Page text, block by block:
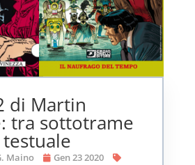
di Martin
tra sottotrame
Maino
Gen 23 2020